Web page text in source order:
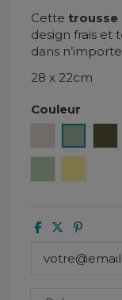
Cette trousse
design frais et
dans
28 x 22cm
Couleur